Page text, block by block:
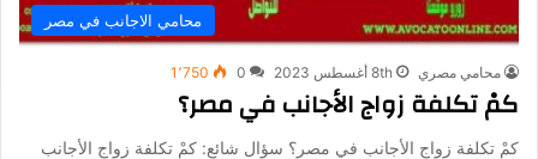
محامي الاجانب في مصر
محامي مصري 8th أغسطس 2023 0 1٬750
كمْ تكلفة زواج الأجانب في مصر؟
كمْ تكلفة زواج الأجانب في مصر؟ سؤال شائع: كمْ تكلفة زواج الأجانب